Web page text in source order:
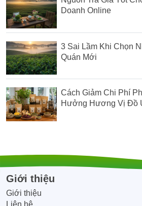
Doanh Online
3 Sai Lầm Khi Chọn
Quán Mới
Cách Giảm Chi Phí
Hưởng Hương Vị Đồ
Giới thiệu
Giới thiệu